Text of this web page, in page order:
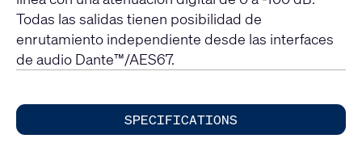
Todas las salidas tienen posibilidad de
enrutamiento independiente desde las interfaces
de audio Dante™/AES67.
SPECIFICATIONS